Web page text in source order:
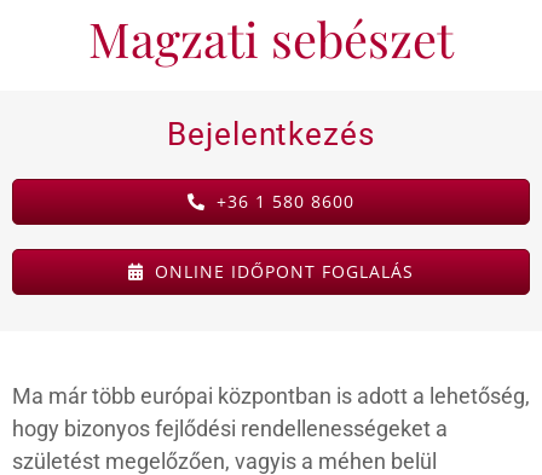
KAPCSOLAT
Magzati sebészet
Bejelentkezés
+36 1 580 8600
ONLINE IDŐPONT FOGLALÁS
Ma már több európai központban is adott a lehetőség,
hogy bizonyos fejlődési rendellenességeket a
születést megelőzően, vagyis a méhen belül